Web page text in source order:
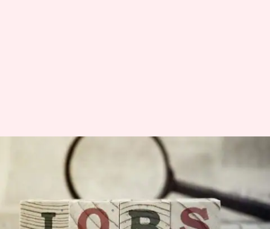
UPNHM Recruitment: 2,700
से भी अधिक पदों पर भर्ती के लिए
जारी हुई अधिसूचना
लेखन मोना दीक्षित Jan 06, 2020 09:39 pm